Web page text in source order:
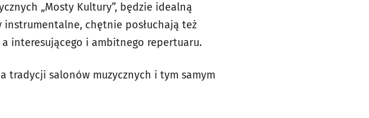
„Mosty Kultury”, będzie idealną
chętnie posłuchają też
interesującego i ambitnego repertuaru.
tradycji salonów muzycznych i tym samym